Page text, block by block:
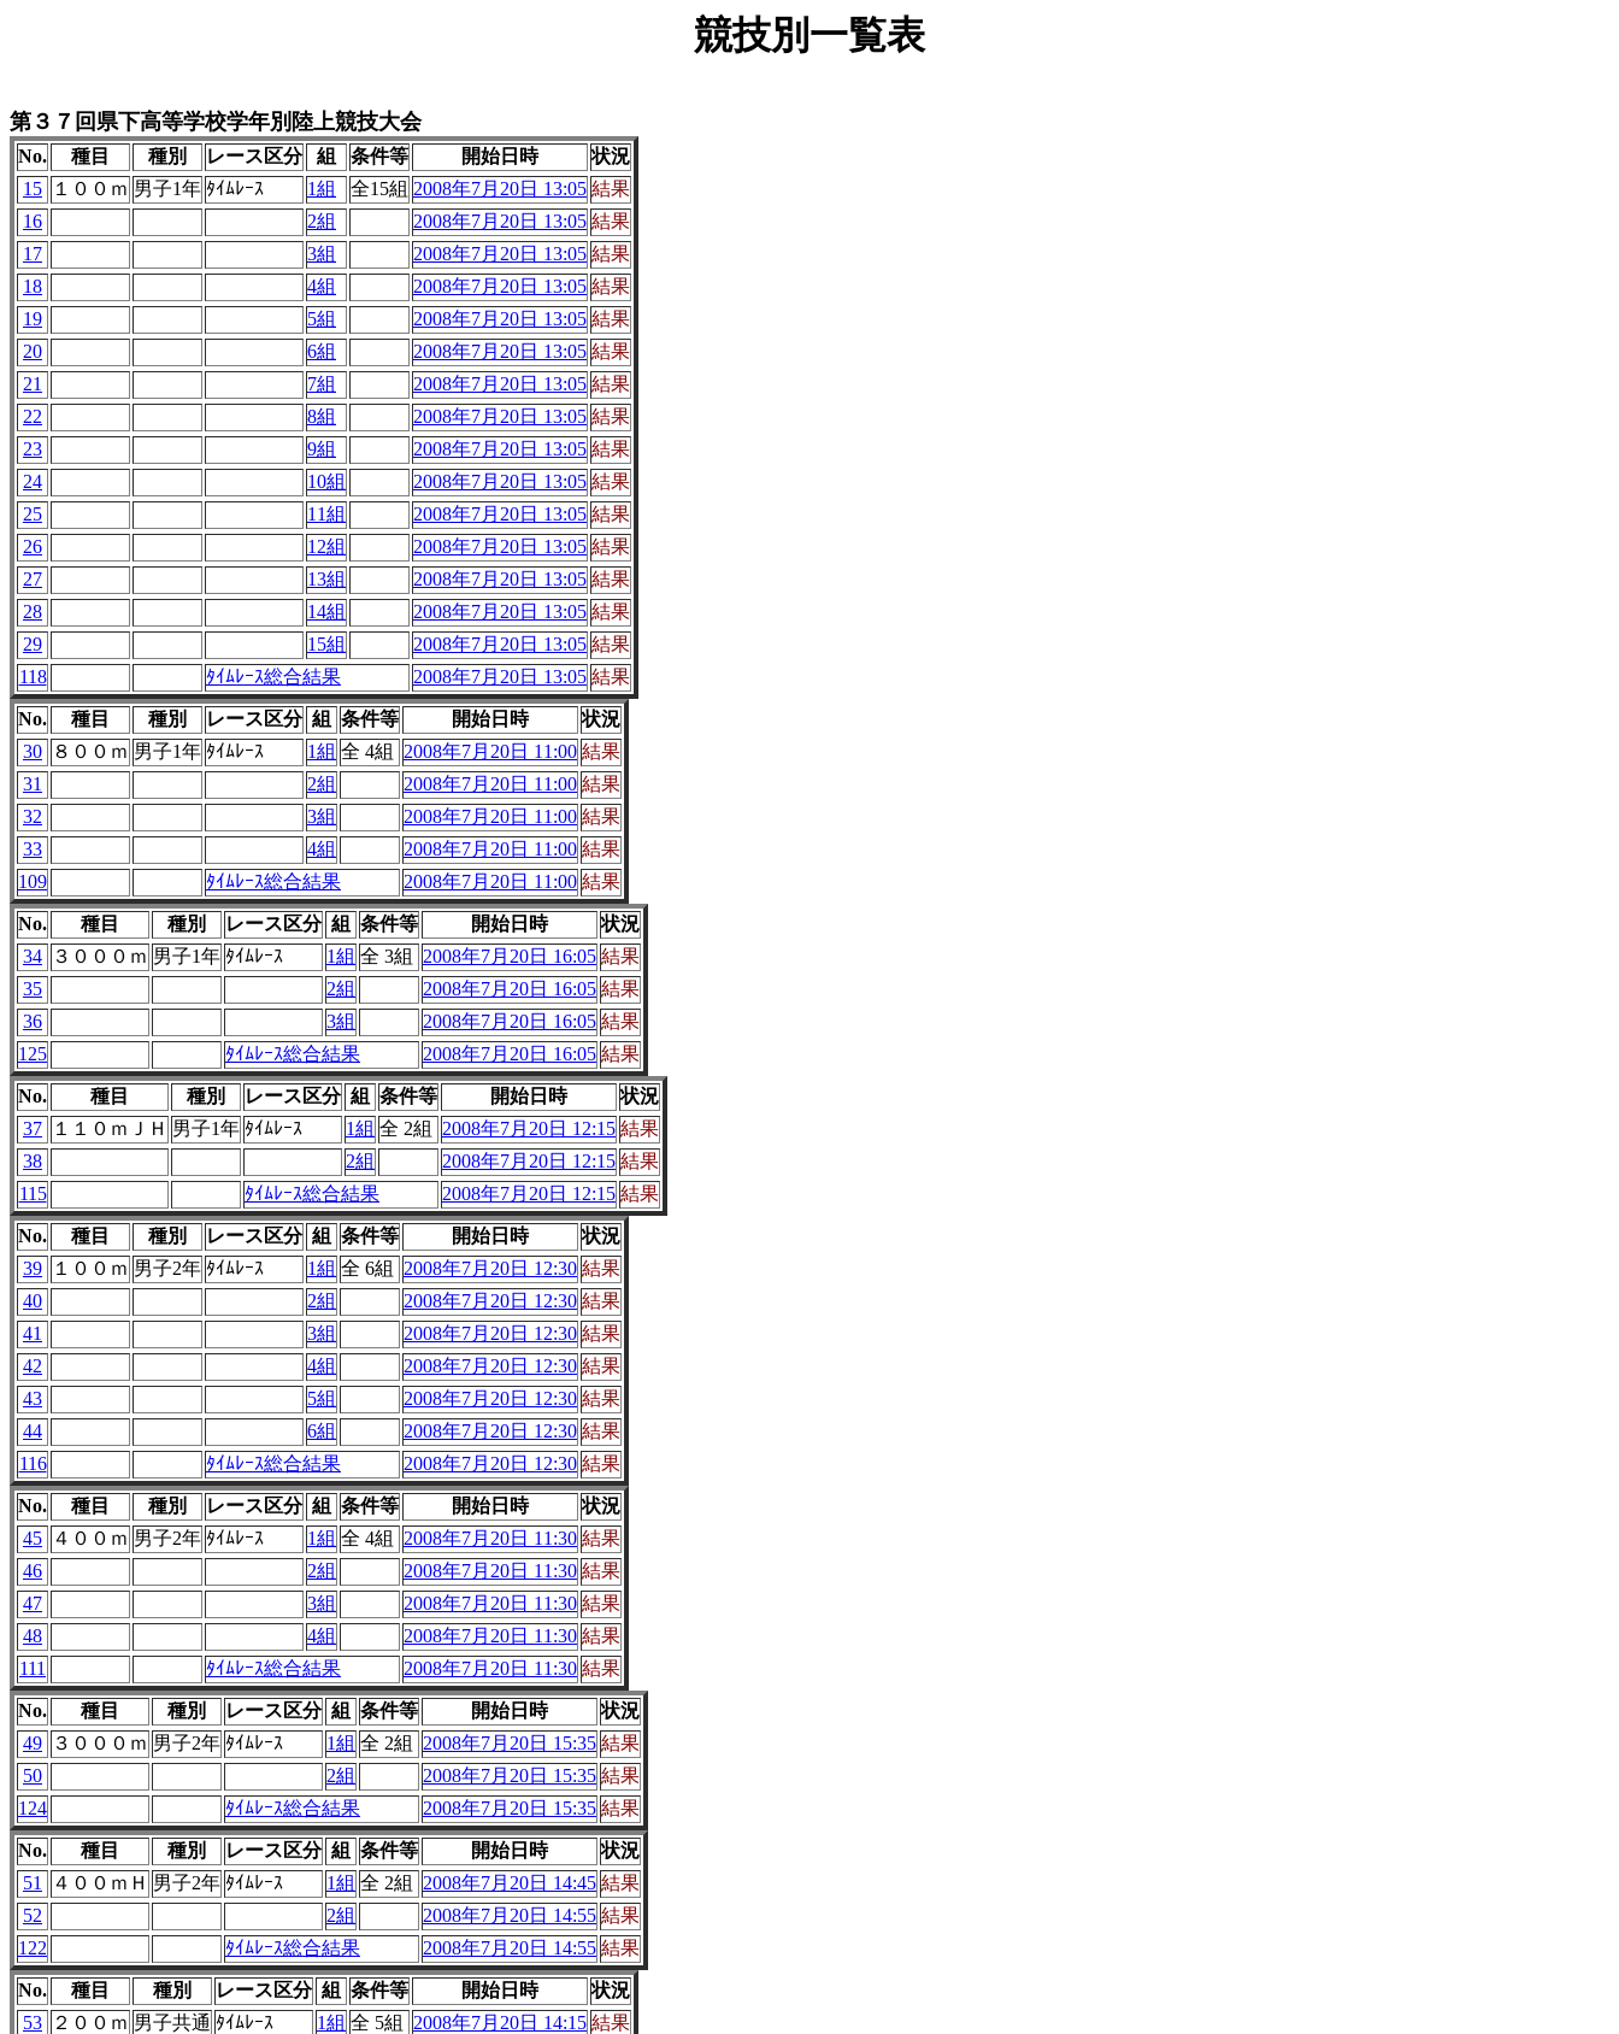
競技別一覧表
第３７回県下高等学校学年別陸上競技大会
No. 種目 種別 レース区分 組 条件等 開始日時
状況
15
１００ｍ 男子1年 ﾀｲﾑﾚｰｽ 1組 全15組 2008年7月20日 13:05 結果
16
2組 2008年7月20日 13:05 結果
17
3組 2008年7月20日 13:05 結果
18
4組 2008年7月20日 13:05 結果
19
5組 2008年7月20日 13:05 結果
20
6組 2008年7月20日 13:05 結果
21
7組 2008年7月20日 13:05 結果
22
8組 2008年7月20日 13:05 結果
23
9組 2008年7月20日 13:05 結果
24
10組 2008年7月20日 13:05 結果
25
11組 2008年7月20日 13:05 結果
26
12組 2008年7月20日 13:05 結果
27
13組 2008年7月20日 13:05 結果
28
14組 2008年7月20日 13:05 結果
29
15組 2008年7月20日 13:05 結果
118
ﾀｲﾑﾚｰｽ総合結果 2008年7月20日 13:05 結果
No. 種目 種別 レース区分 組 条件等 開始日時
状況
30
８００ｍ 男子1年 ﾀｲﾑﾚｰｽ 1組 全 4組 2008年7月20日 11:00 結果
31
2組 2008年7月20日 11:00 結果
32
3組 2008年7月20日 11:00 結果
33
4組 2008年7月20日 11:00 結果
109
ﾀｲﾑﾚｰｽ総合結果 2008年7月20日 11:00 結果
No. 種目 種別 レース区分 組 条件等 開始日時
状況
34
３０００ｍ 男子1年 ﾀｲﾑﾚｰｽ 1組 全 3組 2008年7月20日 16:05 結果
35
2組 2008年7月20日 16:05 結果
36
3組 2008年7月20日 16:05 結果
125
ﾀｲﾑﾚｰｽ総合結果 2008年7月20日 16:05 結果
No. 種目 種別 レース区分 組 条件等 開始日時
状況
37
１１０ｍＪＨ 男子1年 ﾀｲﾑﾚｰｽ 1組 全 2組 2008年7月20日 12:15 結果
38
2組 2008年7月20日 12:15 結果
115
ﾀｲﾑﾚｰｽ総合結果 2008年7月20日 12:15 結果
No. 種目 種別 レース区分 組 条件等 開始日時
状況
39
１００ｍ 男子2年 ﾀｲﾑﾚｰｽ 1組 全 6組 2008年7月20日 12:30 結果
40
2組 2008年7月20日 12:30 結果
41
3組 2008年7月20日 12:30 結果
42
4組 2008年7月20日 12:30 結果
43
5組 2008年7月20日 12:30 結果
44
6組 2008年7月20日 12:30 結果
116
ﾀｲﾑﾚｰｽ総合結果 2008年7月20日 12:30 結果
No. 種目 種別 レース区分 組 条件等 開始日時
状況
45
４００ｍ 男子2年 ﾀｲﾑﾚｰｽ 1組 全 4組 2008年7月20日 11:30 結果
46
2組 2008年7月20日 11:30 結果
47
3組 2008年7月20日 11:30 結果
48
4組 2008年7月20日 11:30 結果
111
ﾀｲﾑﾚｰｽ総合結果 2008年7月20日 11:30 結果
No. 種目 種別 レース区分 組 条件等 開始日時
状況
49
３０００ｍ 男子2年 ﾀｲﾑﾚｰｽ 1組 全 2組 2008年7月20日 15:35 結果
50
2組 2008年7月20日 15:35 結果
124
ﾀｲﾑﾚｰｽ総合結果 2008年7月20日 15:35 結果
No. 種目 種別 レース区分 組 条件等 開始日時
状況
51
４００ｍＨ 男子2年 ﾀｲﾑﾚｰｽ 1組 全 2組 2008年7月20日 14:45 結果
52
2組 2008年7月20日 14:55 結果
122
ﾀｲﾑﾚｰｽ総合結果 2008年7月20日 14:55 結果
No. 種目 種別 レース区分 組 条件等 開始日時
状況
53
２００ｍ 男子共通 ﾀｲﾑﾚｰｽ 1組 全 5組 2008年7月20日 14:15 結果